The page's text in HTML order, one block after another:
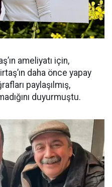
ameliyatı için,
daha önce yapay
paylaşılmış,
duyurmuştu.